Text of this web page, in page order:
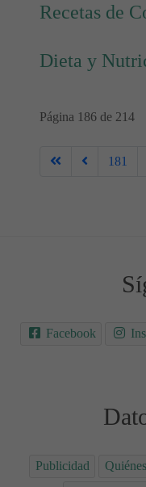
Recetas de
Dieta y
Página 186 de 214
181
Facebook
Publicidad